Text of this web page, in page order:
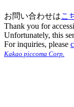
お問い合わせはこ
Thank you for
Unfortunately, this
For inquiries, please
Kakao piccoma Corp.